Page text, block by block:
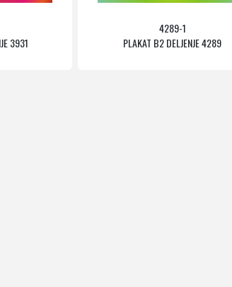
3931
4289-1
PLAKAT B2 DELJENJE 4289